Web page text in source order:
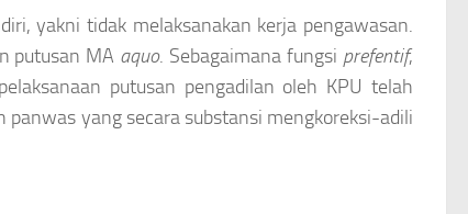
yakni tidak melaksanakan kerja pengawasan.
putusan MA aquo. Sebagaimana fungsi prefentif,
putusan pengadilan oleh KPU telah
yang secara substansi mengkoreksi-adili